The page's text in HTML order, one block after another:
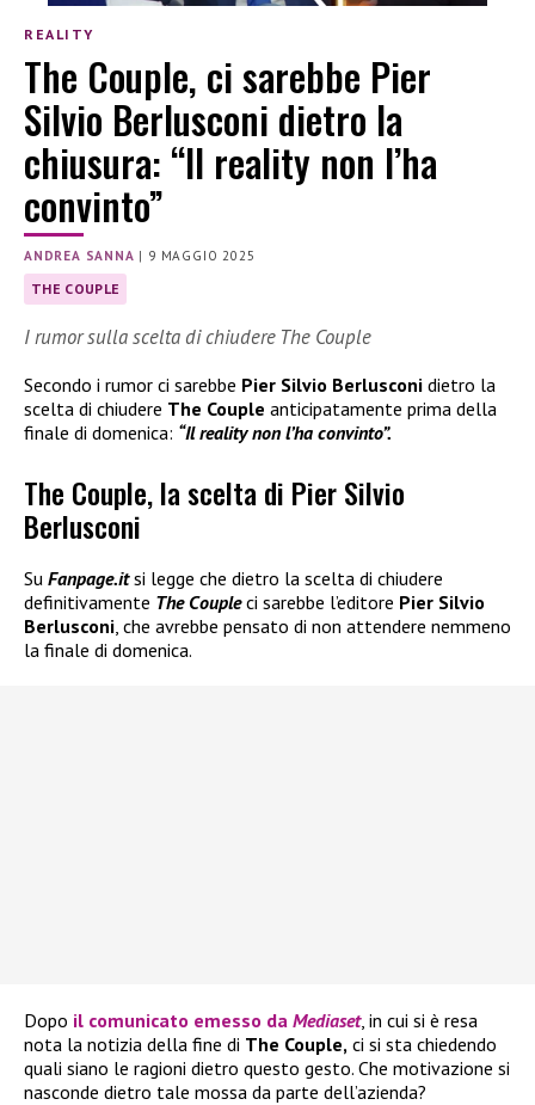
REALITY
The Couple, ci sarebbe Pier
Silvio Berlusconi dietro la
chiusura: “Il reality non l’ha
convinto”
ANDREA SANNA | 9 MAGGIO 2025
THE COUPLE
I rumor sulla scelta di chiudere The Couple
Secondo i rumor ci sarebbe Pier Silvio Berlusconi dietro la
scelta di chiudere The Couple anticipatamente prima della
finale di domenica: “Il reality non l’ha convinto”.
The Couple, la scelta di Pier Silvio
Berlusconi
Su Fanpage.itsi legge che dietro la scelta di chiudere
definitivamente The Coupleci sarebbe l’editore Pier Silvio
Berlusconi , che avrebbe pensato di non attendere nemmeno
la finale di domenica.
Dopo il comunicato emesso da Mediaset, in cui si è resa
nota la notizia della fine di The Couple, ci si sta chiedendo
quali siano le ragioni dietro questo gesto. Che motivazione si
nasconde dietro tale mossa da parte dell’azienda?